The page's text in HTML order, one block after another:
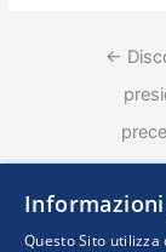
←
Questo Sito utilizza